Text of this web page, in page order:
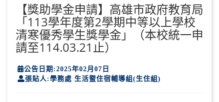
【獎助學金申請】高雄市政府教育局
「113學年度第2學期中等以上學校
清寒優秀學生獎學金」（本校統一申
請至114.03.21止）
公告日期:2025年02月07日
張貼人:學務處 生活暨住宿輔導組(生住組)